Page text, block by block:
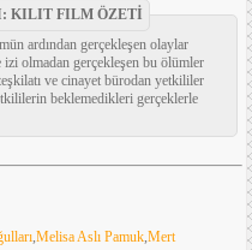
KILIT FILM ÖZETİ
ardından gerçekleşen olaylar
izi olmadan gerçekleşen bu ölümler
ve cinayet bürodan yetkililer
beklemedikleri gerçeklerle
Melisa Aslı Pamuk Mert